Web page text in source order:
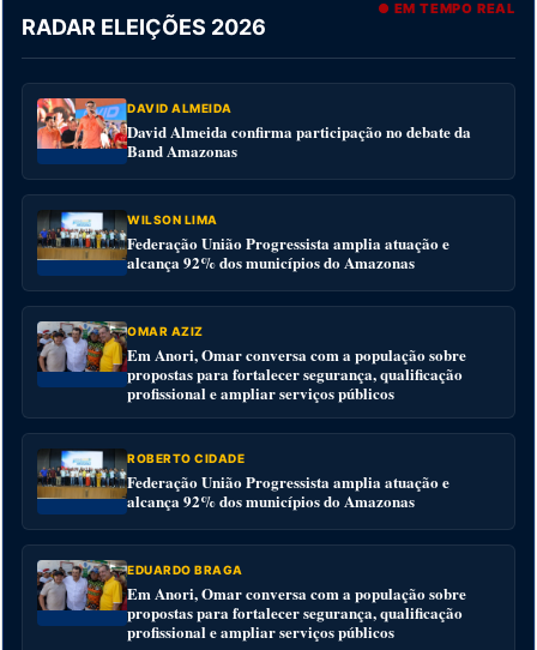
RADAR ELEIÇÕES 2026
● EM TEMPO REAL
DAVID ALMEIDA
David Almeida confirma participação no debate da
Band Amazonas
WILSON LIMA
Federação União Progressista amplia atuação e
alcança 92% dos municípios do Amazonas
OMAR AZIZ
Em Anori, Omar conversa com a população sobre
propostas para fortalecer segurança, qualificação
profissional e ampliar serviços públicos
ROBERTO CIDADE
Federação União Progressista amplia atuação e
alcança 92% dos municípios do Amazonas
EDUARDO BRAGA
Em Anori, Omar conversa com a população sobre
propostas para fortalecer segurança, qualificação
profissional e ampliar serviços públicos